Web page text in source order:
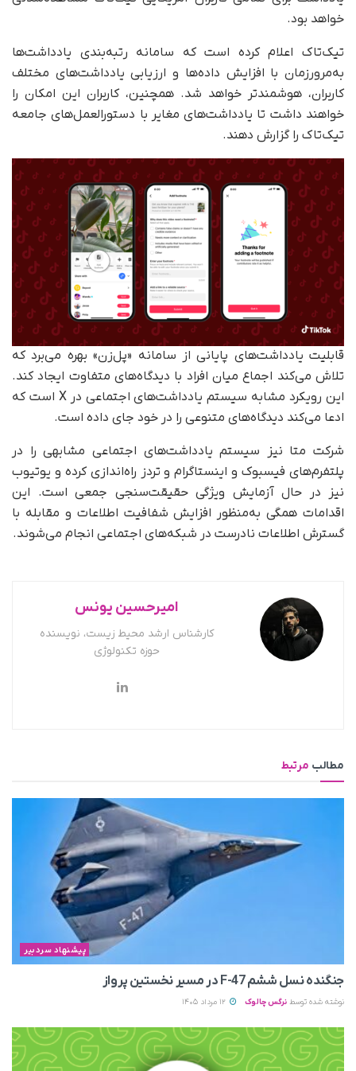
خواهد بود.
تیک‌تاک اعلام کرده است که سامانه رتبه‌بندی یادداشت‌ها
به‌مرورزمان با افزایش داده‌ها و ارزیابی یادداشت‌های مختلف
کاربران، هوشمندتر خواهد شد. همچنین، کاربران این امکان را
خواهند داشت تا یادداشت‌های مغایر با دستورالعمل‌های جامعه
تیک‌تاک را گزارش دهند.
قابلیت یادداشت‌های پایانی از سامانه «پل‌زن» بهره می‌برد که
تلاش می‌کند اجماع میان افراد با دیدگاه‌های متفاوت ایجاد کند.
این رویکرد مشابه سیستم یادداشت‌های اجتماعی در X است که
ادعا می‌کند دیدگاه‌های متنوعی را در خود جای داده است.
شرکت متا نیز سیستم یادداشت‌های اجتماعی مشابهی را در
پلتفرم‌های فیسبوک و اینستاگرام و تردز راه‌اندازی کرده و یوتیوب
نیز در حال آزمایش ویژگی حقیقت‌سنجی جمعی است. این
اقدامات همگی به‌منظور افزایش شفافیت اطلاعات و مقابله با
گسترش اطلاعات نادرست در شبکه‌های اجتماعی انجام می‌شوند.
امیرحسین یونس
کارشناس ارشد محیط زیست، نویسنده
حوزه تکنولوژی
مطالب مرتبط
پیشنهاد سردبیر
جنگنده نسل ششم F-47 در مسیر نخستین پرواز
نوشته شده توسط نرگس چالوک